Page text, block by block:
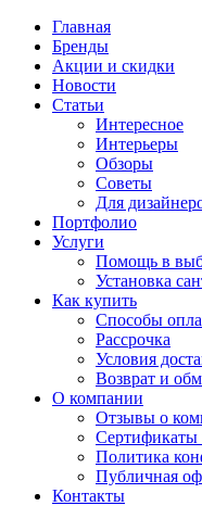
Главная
Бренды
Акции и скидки
Новости
Статьи
Интересное
Интерьеры
Обзоры
Советы
Для
Портфолио
Услуги
Помощь в
Установка
Как купить
Способы
Рассрочка
Условия
Возврат и
О компании
Отзывы о
Сертификаты
Политика
Публичная
Контакты